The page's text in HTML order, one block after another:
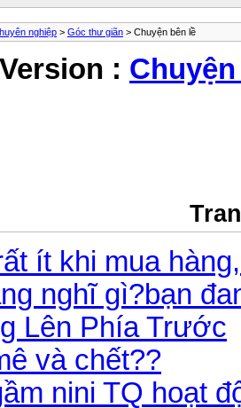
nghiệp > Góc thư giãn > Chuyện bên lề
:
ít khi mua
nghĩ gì?bạn
Lên Phía Trước
và chết??
nini TQ hoạt